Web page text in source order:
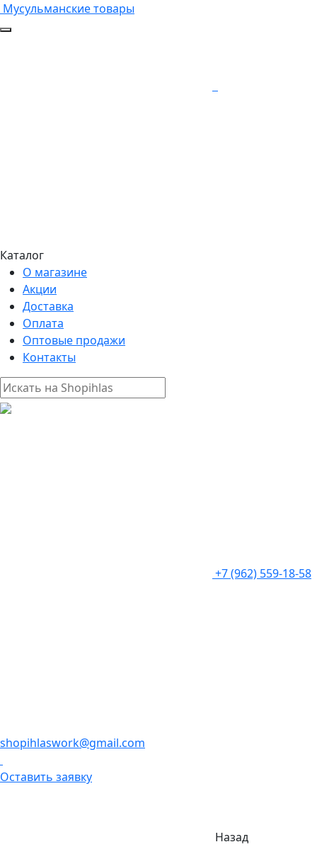
Мусульманские товары
Каталог
О магазине
Акции
Доставка
Оплата
Оптовые продажи
Контакты
+7 (962) 559-18-58
shopihlaswork@gmail.com
Оставить заявку
Назад